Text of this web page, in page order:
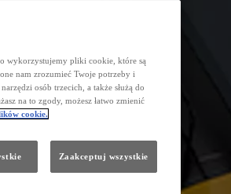
wykorzystujemy pliki cookie, które są
nam zrozumieć Twoje potrzeby i
osób trzecich, a także służą do
na to zgody, możesz łatwo zmienić
cookie.
Zaakceptuj wszystkie